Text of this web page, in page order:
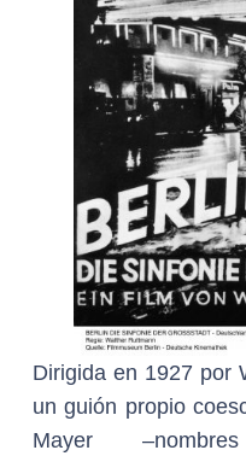
Dirigida en 1927 por
un guión propio
Mayer